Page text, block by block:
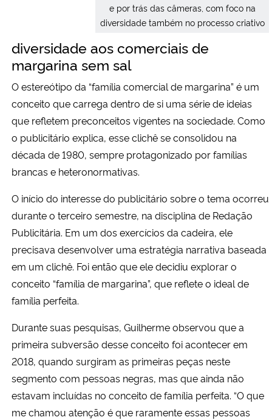
e por trás das câmeras, com foco na
diversidade também no processo criativo
diversidade aos comerciais de
margarina sem sal
O estereótipo da “família comercial de margarina” é um
conceito que carrega dentro de si uma série de ideias
que refletem preconceitos vigentes na sociedade. Como
o publicitário explica, esse clichê se consolidou na
década de 1980, sempre protagonizado por famílias
brancas e heteronormativas.
O início do interesse do publicitário sobre o tema ocorreu
durante o terceiro semestre, na disciplina de Redação
Publicitária. Em um dos exercícios da cadeira, ele
precisava desenvolver uma estratégia narrativa baseada
em um clichê. Foi então que ele decidiu explorar o
conceito “família de margarina”, que reflete o ideal de
família perfeita.
Durante suas pesquisas, Guilherme observou que a
primeira subversão desse conceito foi acontecer em
2018, quando surgiram as primeiras peças neste
segmento com pessoas negras, mas que ainda não
estavam incluídas no conceito de família perfeita. “O que
me chamou atenção é que raramente essas pessoas